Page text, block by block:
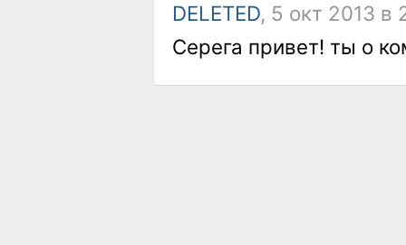
DELETED, 5 окт 2013 в
Серега привет! ты о